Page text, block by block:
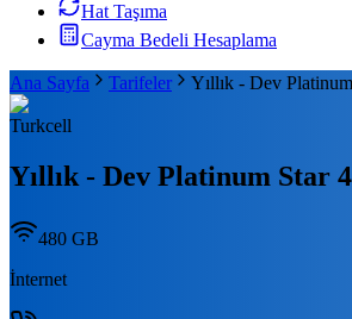
Hat Taşıma
Cayma Bedeli Hesaplama
Ana Sayfa Tarifeler Yıllık - Dev
Turkcell
Yıllık - Dev Platinum Star
480 GB
İnternet